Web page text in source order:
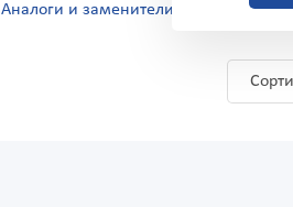
Аналоги и заменители